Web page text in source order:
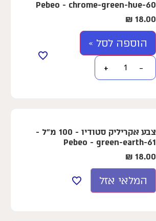
Pebeo - chrome-green-hue-60
18.00
₪
הוספה לסל »
−
+
צבע אקריליק סטודיו - 100 מ"ל -
Pebeo - green-earth-61
18.00
₪
המלאי אזל